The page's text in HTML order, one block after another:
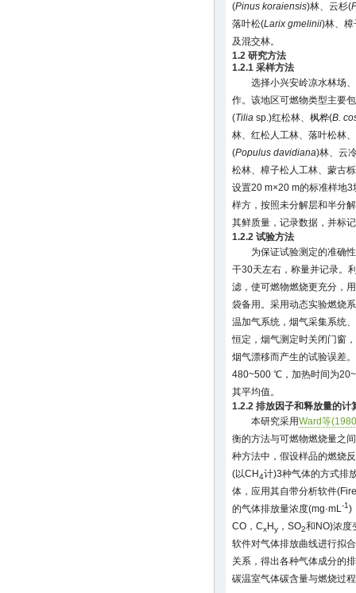
(Pinus koraiensis)林、云杉(
落叶松(Larix gmelinii)林、樟
及混交林。
1.2 研究方法
1.2.1 采样方法
选择小兴安岭凉水林场
作。该地区可燃物类型主要
(Tilia sp.)红松林、枫桦(B.
林、红松人工林、落叶松林
(Populus davidiana)林、云
松林、樟子松人工林、蒙古
设置20 m×20 m的标准样地
样方，按照未分解层和半分
其鲜质量，记录数据，并标
1.2.2 试验方法
为保证试验测定的准确
干30天左右，称量并记录。
滤，使可燃物燃烧更充分，
袋备用。采用动态实验燃烧
温加气系统，烟气采集系统
恒定，烟气测定时关闭门窗
烟气漂移而产生的试验误差
480~500 ℃，加热时间为
其平均值。
1.2.2 排放因子和释放量的计
本研究采用Ward等
衡的方法与可燃物燃烧量之
种方法中，假设样品的燃烧
(以CH4计)3种气体的方式排
体，应用其自带分析软件
的气体排放量浓度(mg·mL-1)
CO，CxHy ，SO2和NO)浓度
软件对气体排放曲线进行拟
关系，得出各种气体成分的
碳温室气体碳含量与燃烧过